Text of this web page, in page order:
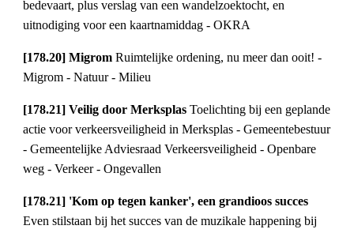
bedevaart, plus verslag van een wandelzoektocht, en
uitnodiging voor een kaartnamiddag - OKRA
[178.20] MigromRuimtelijke ordening, nu meer dan ooit! -
Migrom - Natuur - Milieu
[178.21] Veilig door MerksplasToelichting bij een geplande
actie voor verkeersveiligheid in Merksplas - Gemeentebestuur
- Gemeentelijke Adviesraad Verkeersveiligheid - Openbare
weg - Verkeer - Ongevallen
[178.21] 'Kom op tegen kanker', een grandioos succes
Even stilstaan bij het succes van de muzikale happening bij